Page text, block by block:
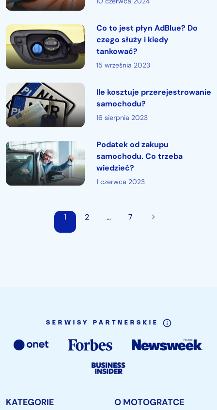
Co to jest płyn AdBlue? Do
czego służy i kiedy
tankować?
15 września 2023
Ile kosztuje przerejestrowanie
samochodu?
16 sierpnia 2023
Podatek od zakupu
samochodu. Co trzeba
wiedzieć?
1 czerwca 2023
1 2 … 7
SERWISY PARTNERSKIE
KATEGORIE O MOTOGRATCE